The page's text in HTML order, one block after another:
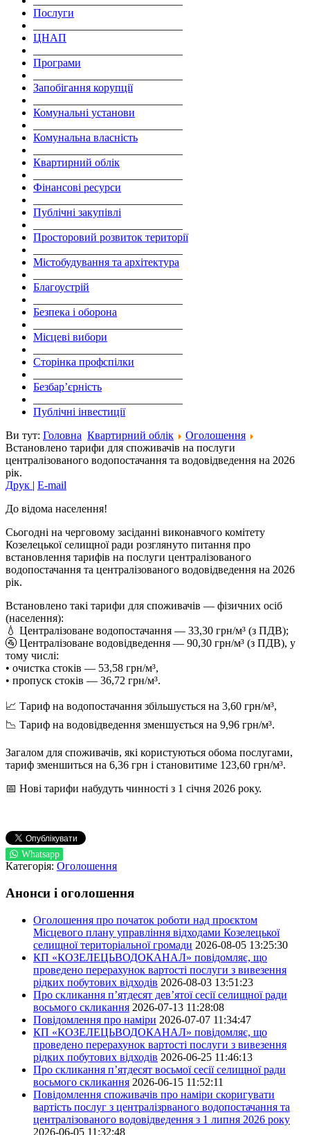
Послуги
ЦНАП
Програми
Запобігання корупції
Комунальні установи
Комунальна власність
Квартирний облік
Фінансові ресурси
Публічні закупівлі
Просторовий розвиток території
Містобудування та архітектура
Благоустрій
Безпека і оборона
Місцеві вибори
Сторінка профспілки
Безбар’єрність
Публічні інвестиції
Ви тут: Головна Квартирний облік
Оголошення
Встановлено тарифи для споживачів на послуги
централізованого водопостачання та водовідведення на 2026
рік.
Друк | E-mail
До відома населення!
Сьогодні на черговому засіданні виконавчого комітету
Козелецької селищної ради розглянуто питання про
встановлення тарифів на послуги централізованого
водопостачання та централізованого водовідведення на 2026
рік.
Встановлено такі тарифи для споживачів — фізичних осіб
(населення):
💧 Централізоване водопостачання — 33,30 грн/м³ (з ПДВ);
🚰 Централізоване водовідведення — 90,30 грн/м³ (з ПДВ), у
тому числі:
• очистка стоків — 53,58 грн/м³,
• пропуск стоків — 36,72 грн/м³.
📈 Тариф на водопостачання збільшується на 3,60 грн/м³,
📉 Тариф на водовідведення зменшується на 9,96 грн/м³.
Загалом для споживачів, які користуються обома послугами,
тариф зменшиться на 6,36 грн і становитиме 123,60 грн/м³.
📅 Нові тарифи набудуть чинності з 1 січня 2026 року.
Whatsapp
Категорія: Оголошення
Анонси і оголошення
Оголошення про початок роботи над проєктом
Місцевого плану управління відходами Козелецької
селищної територіальної громади 2026-08-05 13:25:30
КП «КОЗЕЛЕЦЬВОДОКАНАЛ» повідомляє, що
проведено перерахунок вартості послуги з вивезення
рідких побутових відходів 2026-08-03 13:51:23
Про скликання п’ятдесят дев’ятої сесії селищної ради
восьмого скликання 2026-07-13 11:28:08
Повідомлення про наміри 2026-07-07 11:34:47
КП «КОЗЕЛЕЦЬВОДОКАНАЛ» повідомляє, що
проведено перерахунок вартості послуги з вивезення
рідких побутових відходів 2026-06-25 11:46:13
Про скликання п’ятдесят восьмої сесії селищної ради
восьмого скликання 2026-06-15 11:52:11
Повідомлення споживачів про наміри скоригувати
вартість послуг з централізрваного водопостачання та
централізованого водовідведення з 1 липня 2026 року
2026-06-05 11:32:48